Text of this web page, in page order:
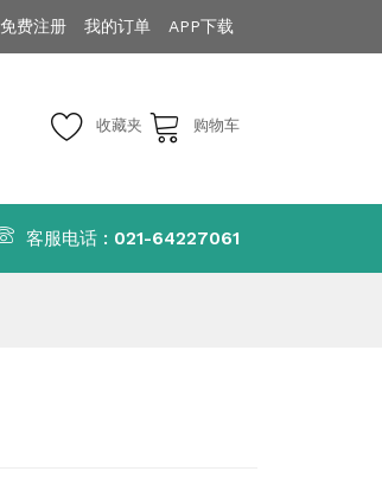
免费注册 我的订单 APP下载
收藏夹 购物车
客服电话 : 021-64227061